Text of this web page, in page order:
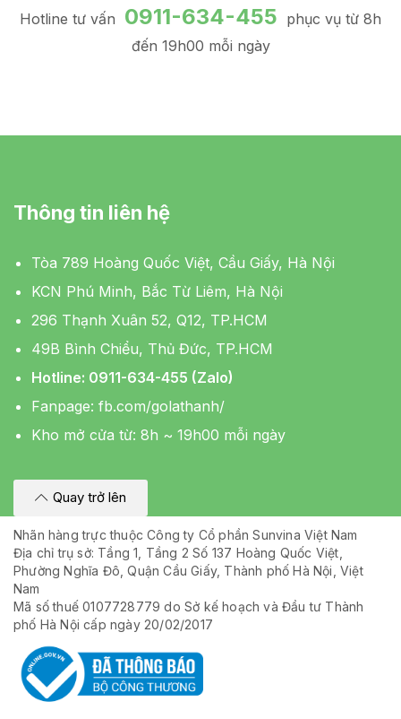
Hotline tư vấn 0911-634-455 phục vụ từ 8h
đến 19h00 mỗi ngày
Thông tin liên hệ
Tòa 789 Hoàng Quốc Việt, Cầu Giấy, Hà Nội
KCN Phú Minh, Bắc Từ Liêm, Hà Nội
296 Thạnh Xuân 52, Q12, TP.HCM
49B Bình Chiểu, Thủ Đức, TP.HCM
Hotline: 0911-634-455 (Zalo)
Fanpage: fb.com/golathanh/
Kho mở cửa từ: 8h ~ 19h00 mỗi ngày
Quay trở lên
Nhãn hàng trực thuộc Công ty Cổ phần Sunvina Việt Nam
Địa chỉ trụ sở: Tầng 1, Tầng 2 Số 137 Hoàng Quốc Việt,
Phường Nghĩa Đô, Quận Cầu Giấy, Thành phố Hà Nội, Việt
Nam
Mã số thuế 0107728779 do Sở kế hoạch và Đầu tư Thành
phố Hà Nội cấp ngày 20/02/2017